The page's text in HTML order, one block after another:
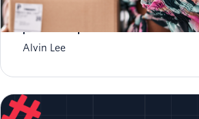
WhatsApp Business Calling:
para las empresas
Alvin Lee